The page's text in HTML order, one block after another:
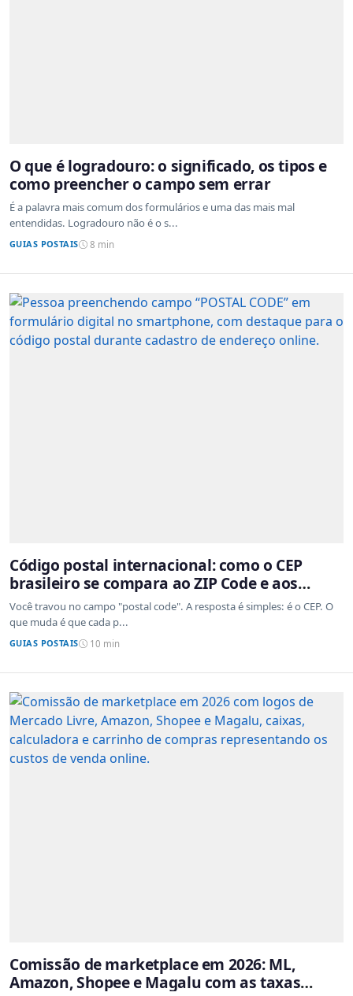
O que é logradouro: o significado, os tipos e
como preencher o campo sem errar
É a palavra mais comum dos formulários e uma das mais mal
entendidas. Logradouro não é o s...
GUIAS POSTAIS 8 min
Código postal internacional: como o CEP
brasileiro se compara ao ZIP Code e aos
sistemas de outros países
Você travou no campo "postal code". A resposta é simples: é o CEP. O
que muda é que cada p...
GUIAS POSTAIS 10 min
Comissão de marketplace em 2026: ML,
Amazon, Shopee e Magalu com as taxas